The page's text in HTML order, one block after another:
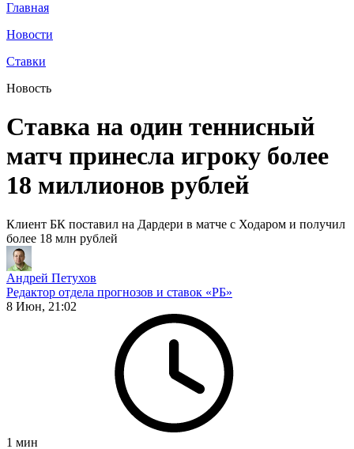
Главная
Новости
Ставки
Новость
Ставка на один теннисный
матч принесла игроку более
18 миллионов рублей
Клиент БК поставил на Дардери в матче с Ходаром и получил
более 18 млн рублей
Андрей Петухов
Редактор отдела прогнозов и ставок «РБ»
8 Июн, 21:02
1 мин